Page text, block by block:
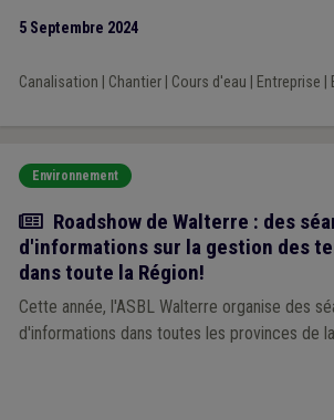
5 Septembre 2024
Canalisation Chantier| Cours d'eau Entreprise
Environnement
Actualité
Roadshow de Walterre : des
d'informations sur la gestion des
dans toute la Région!
Cette année, l'ASBL Walterre organise des
d'informations dans toutes les provinces de